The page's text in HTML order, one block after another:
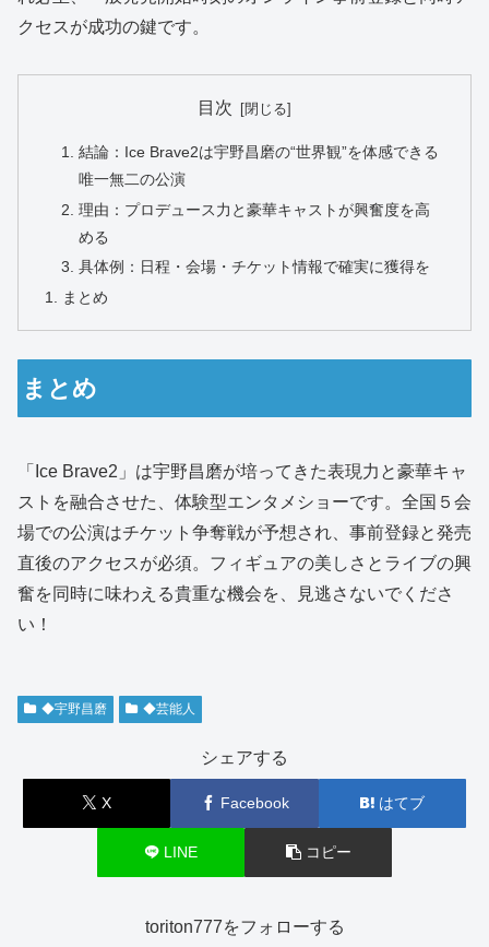
クセスが成功の鍵です。
目次
結論：Ice Brave2は宇野昌磨の“世界観”を体感できる
唯一無二の公演
理由：プロデュース力と豪華キャストが興奮度を高
める
具体例：日程・会場・チケット情報で確実に獲得を
まとめ
まとめ
「Ice Brave2」は宇野昌磨が培ってきた表現力と豪華キャ
ストを融合させた、体験型エンタメショーです。全国５会
場での公演はチケット争奪戦が予想され、事前登録と発売
直後のアクセスが必須。フィギュアの美しさとライブの興
奮を同時に味わえる貴重な機会を、見逃さないでくださ
い！
◆宇野昌磨 ◆芸能人
シェアする
X Facebook はてブ
LINE コピー
toriton777をフォローする